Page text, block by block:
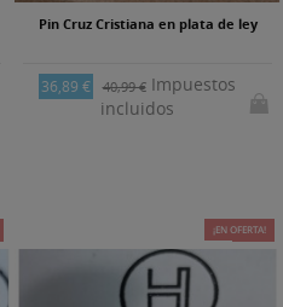
Pin Cruz Cristiana en plata de ley
36,89 € 40,99 €Impuestos
incluidos
-15%
¡EN OFERTA!